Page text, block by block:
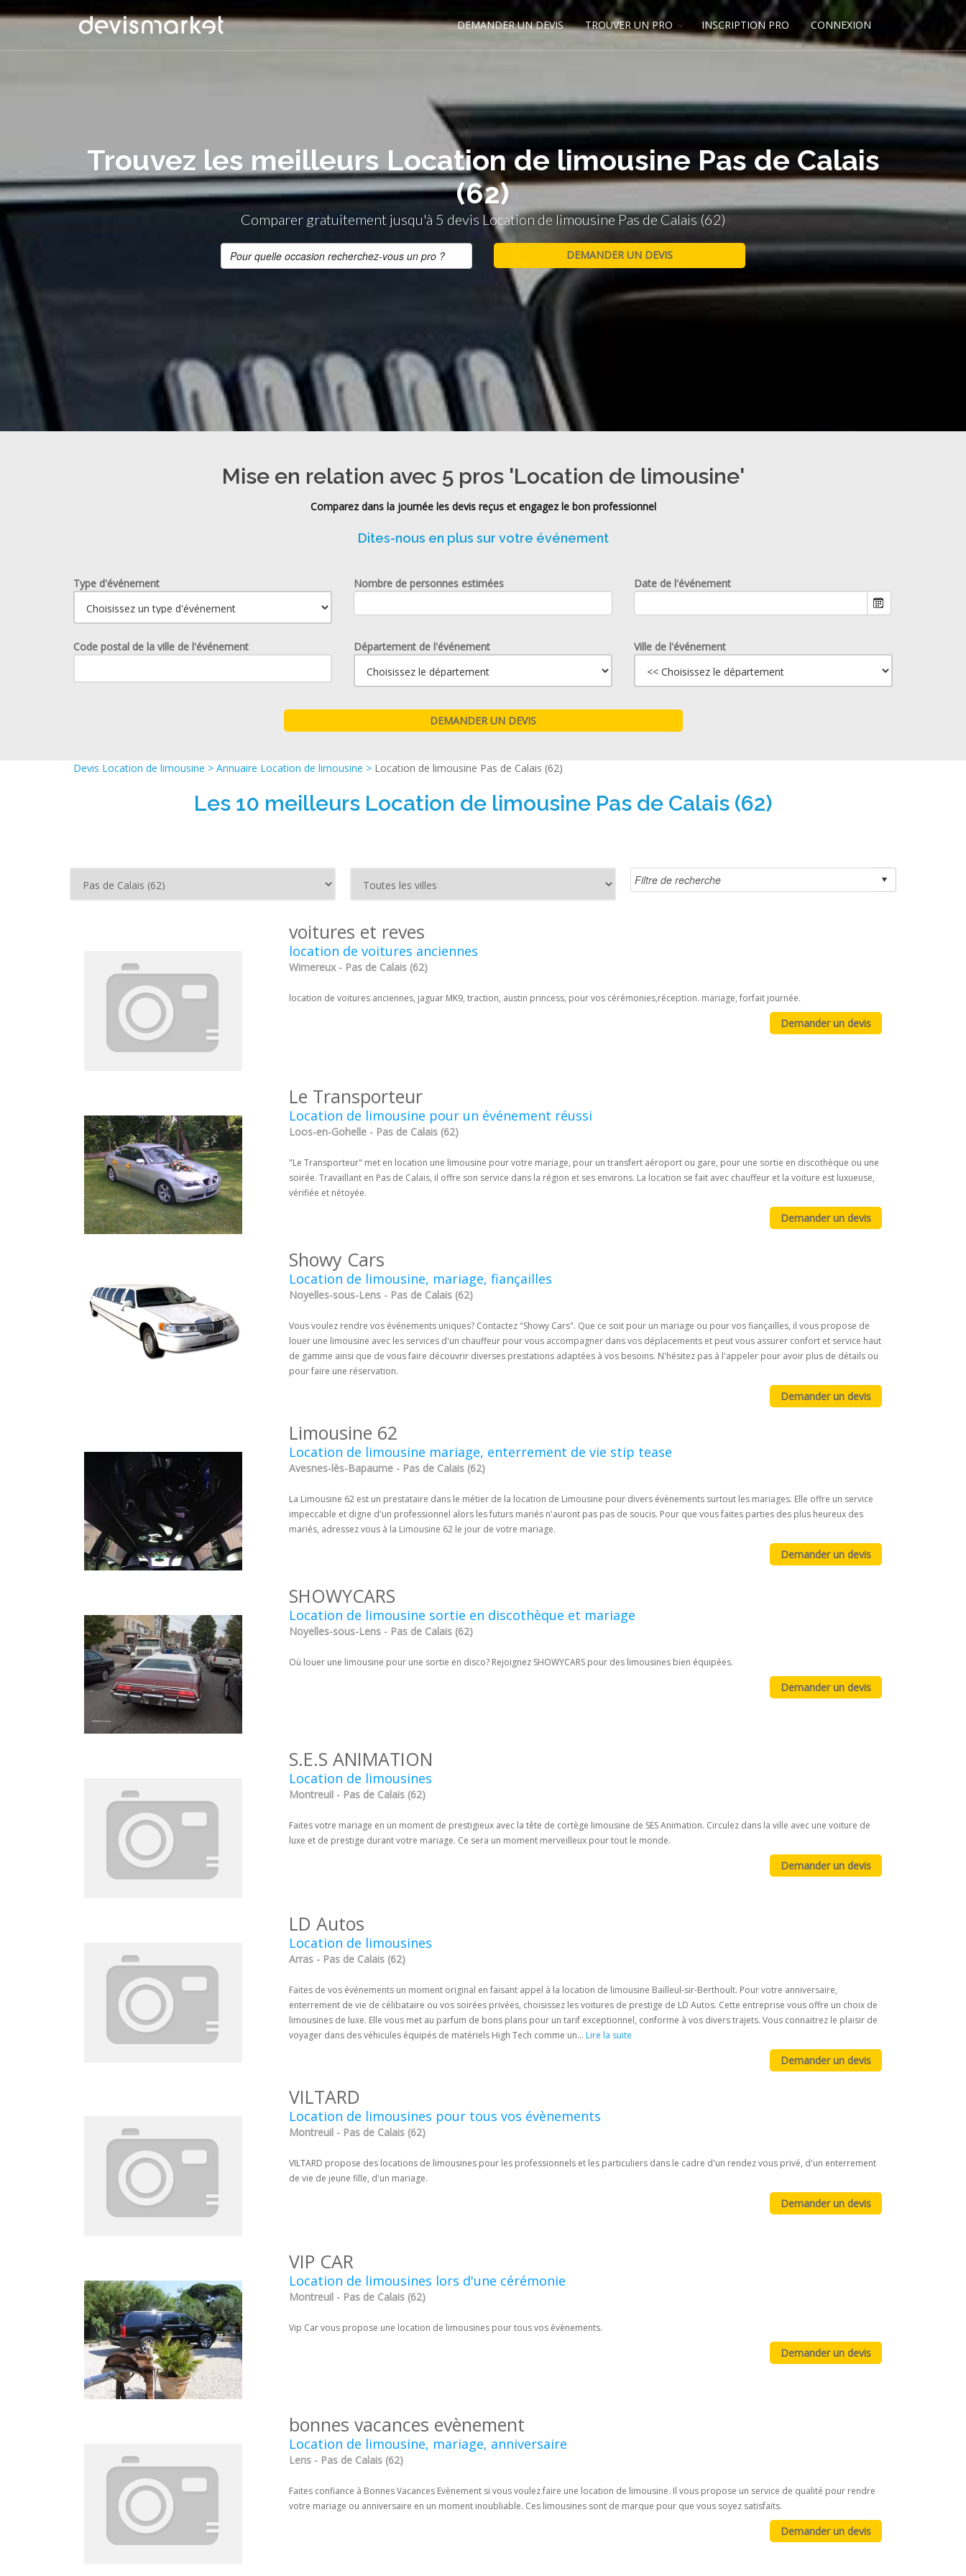
DEMANDER UN DEVIS TROUVER UN PRO INSCRIPTION PRO CONNEXION
Trouvez les meilleurs Location de limousine Pas de Calais
(62)
Comparer gratuitement jusqu'à 5 devis Location de limousine Pas de Calais (62)
Mise en relation avec 5 pros 'Location de limousine'
Comparez dans la journée les devis reçus et engagez le bon professionnel
Dites-nous en plus sur votre événement
Type d'événement Nombre de personnes estimées
Date de l'événement
Code postal de la ville de l'événement Département de l'événement Ville de l'événement
Devis Location de limousine > Annuaire Location de limousine > Location de limousine Pas de Calais (62)
Les 10 meilleurs Location de limousine Pas de Calais (62)
voitures et reves
location de voitures anciennes
Wimereux - Pas de Calais (62)
location de voitures anciennes, jaguar MK9, traction, austin princess, pour vos cérémonies,réception. mariage, forfait journée.
Le Transporteur
Location de limousine pour un événement réussi
Loos-en-Gohelle - Pas de Calais (62)
"Le Transporteur" met en location une limousine pour votre mariage, pour un transfert aéroport ou gare, pour une sortie en discothèque ou une
soirée. Travaillant en Pas de Calais, il offre son service dans la région et ses environs. La location se fait avec chauffeur et la voiture est luxueuse,
vérifiée et nétoyée.
Showy Cars
Location de limousine, mariage, fiançailles
Noyelles-sous-Lens - Pas de Calais (62)
Vous voulez rendre vos événements uniques? Contactez "Showy Cars". Que ce soit pour un mariage ou pour vos fiançailles, il vous propose de
louer une limousine avec les services d'un chauffeur pour vous accompagner dans vos déplacements et peut vous assurer confort et service haut
de gamme ainsi que de vous faire découvrir diverses prestations adaptées à vos besoins. N'hésitez pas à l'appeler pour avoir plus de détails ou
pour faire une réservation.
Limousine 62
Location de limousine mariage, enterrement de vie stip tease
Avesnes-lès-Bapaume - Pas de Calais (62)
La Limousine 62 est un prestataire dans le métier de la location de Limousine pour divers évènements surtout les mariages. Elle offre un service
impeccable et digne d'un professionnel alors les futurs mariés n'auront pas pas de soucis. Pour que vous faites parties des plus heureux des
mariés, adressez vous à la Limousine 62 le jour de votre mariage.
SHOWYCARS
Location de limousine sortie en discothèque et mariage
Noyelles-sous-Lens - Pas de Calais (62)
Où louer une limousine pour une sortie en disco? Rejoignez SHOWYCARS pour des limousines bien équipées.
S.E.S ANIMATION
Location de limousines
Montreuil - Pas de Calais (62)
Faites votre mariage en un moment de prestigieux avec la tête de cortège limousine de SES Animation. Circulez dans la ville avec une voiture de
luxe et de prestige durant votre mariage. Ce sera un moment merveilleux pour tout le monde.
LD Autos
Location de limousines
Arras - Pas de Calais (62)
Faites de vos événements un moment original en faisant appel à la location de limousine Bailleul-sir-Berthoult. Pour votre anniversaire,
enterrement de vie de célibataire ou vos soirées privées, choisissez les voitures de prestige de LD Autos. Cette entreprise vous offre un choix de
limousines de luxe. Elle vous met au parfum de bons plans pour un tarif exceptionnel, conforme à vos divers trajets. Vous connaitrez le plaisir de
voyager dans des véhicules équipés de matériels High Tech comme un... Lire la suite
VILTARD
Location de limousines pour tous vos évènements
Montreuil - Pas de Calais (62)
VILTARD propose des locations de limousines pour les professionnels et les particuliers dans le cadre d'un rendez vous privé, d'un enterrement
de vie de jeune fille, d'un mariage.
VIP CAR
Location de limousines lors d'une cérémonie
Montreuil - Pas de Calais (62)
Vip Car vous propose une location de limousines pour tous vos évènements.
bonnes vacances evènement
Location de limousine, mariage, anniversaire
Lens - Pas de Calais (62)
Faites confiance à Bonnes Vacances Evènement si vous voulez faire une location de limousine. Il vous propose un service de qualité pour rendre
votre mariage ou anniversaire en un moment inoubliable. Ces limousines sont de marque pour que vous soyez satisfaits.